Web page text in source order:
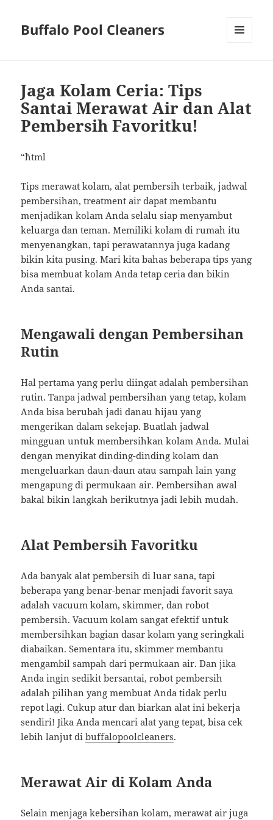
Buffalo Pool Cleaners
Jaga Kolam Ceria: Tips
Santai Merawat Air dan Alat
Pembersih Favoritku!
“`html
Tips merawat kolam, alat pembersih terbaik, jadwal
pembersihan, treatment air dapat membantu
menjadikan kolam Anda selalu siap menyambut
keluarga dan teman. Memiliki kolam di rumah itu
menyenangkan, tapi perawatannya juga kadang
bikin kita pusing. Mari kita bahas beberapa tips yang
bisa membuat kolam Anda tetap ceria dan bikin
Anda santai.
Mengawali dengan Pembersihan
Rutin
Hal pertama yang perlu diingat adalah pembersihan
rutin. Tanpa jadwal pembersihan yang tetap, kolam
Anda bisa berubah jadi danau hijau yang
mengerikan dalam sekejap. Buatlah jadwal
mingguan untuk membersihkan kolam Anda. Mulai
dengan menyikat dinding-dinding kolam dan
mengeluarkan daun-daun atau sampah lain yang
mengapung di permukaan air. Pembersihan awal
bakal bikin langkah berikutnya jadi lebih mudah.
Alat Pembersih Favoritku
Ada banyak alat pembersih di luar sana, tapi
beberapa yang benar-benar menjadi favorit saya
adalah vacuum kolam, skimmer, dan robot
pembersih. Vacuum kolam sangat efektif untuk
membersihkan bagian dasar kolam yang seringkali
diabaikan. Sementara itu, skimmer membantu
mengambil sampah dari permukaan air. Dan jika
Anda ingin sedikit bersantai, robot pembersih
adalah pilihan yang membuat Anda tidak perlu
repot lagi. Cukup atur dan biarkan alat ini bekerja
sendiri! Jika Anda mencari alat yang tepat, bisa cek
lebih lanjut dibuffalopoolcleaners.
Merawat Air di Kolam Anda
Selain menjaga kebersihan kolam, merawat air juga